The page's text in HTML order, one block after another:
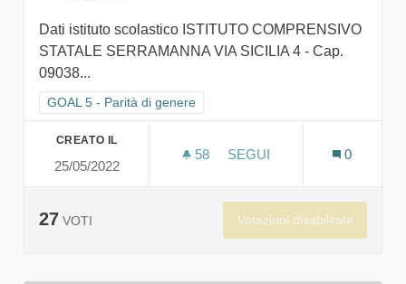
Dati istituto scolastico ISTITUTO COMPRENSIVO
STATALE SERRAMANNA VIA SICILIA 4 - Cap.
09038...
Filtra i risultati per categoria: GOAL 5 - Parità di genere
GOAL 5 - Parità di genere
CREATO IL
25/05/2022
58 58 SOSTENITORI
SEGUI
0
27 VOTI Votazioni disabilitate